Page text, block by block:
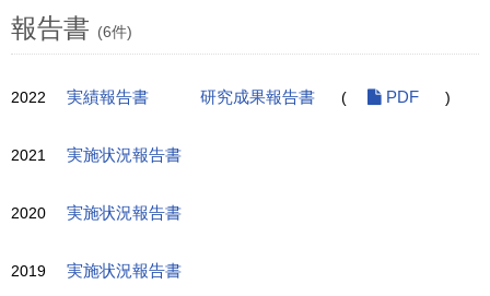
報告書 (6件)
2022 実績報告書 研究成果報告書 ( PDF )
2021 実施状況報告書
2020 実施状況報告書
2019 実施状況報告書